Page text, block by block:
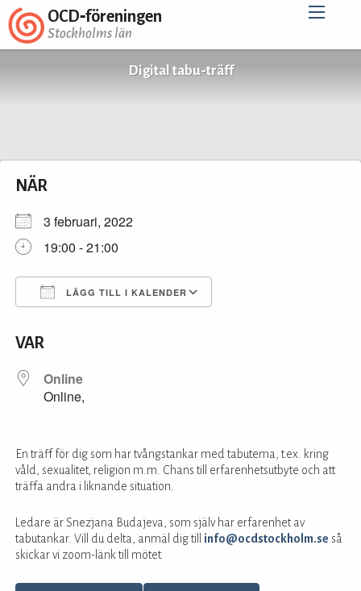
OCD‑föreningen
Stockholms län
Digital tabu-träff
NÄR
3 februari, 2022
19:00 - 21:00
LÄGG TILL I KALENDER
VAR
Online
Online,
En träff för dig som har tvångstankar med tabutema, t.ex. kring
våld, sexualitet, religion m.m. Chans till erfarenhetsutbyte och att
träffa andra i liknande situation.
Ledare är Snezjana Budajeva, som själv har erfarenhet av
tabutankar. Vill du delta, anmäl dig till info@ocdstockholm.se så
skickar vi zoom-länk till mötet.